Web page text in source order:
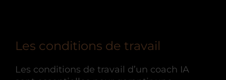
Les conditions de travail
Les conditions de travail d’un coach IA